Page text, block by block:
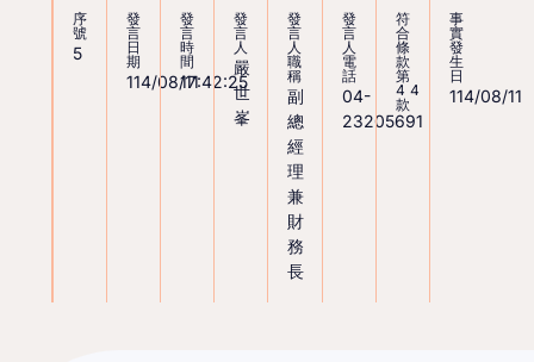
序
號
5
發
言
日
期
114/08/11
發
言
時
間
17:42:25
發
言
人
嚴
世
峯
發
言
人
職
稱
副
總
經
理
兼
財
務
長
發
言
人
電
話
04-
23205691
符
合
條
款
第
44
款
事
實
發
生
日
114/08/11